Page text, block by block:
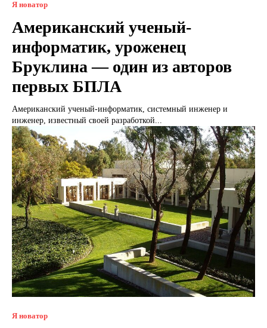
Я новатор
Американский ученый-
информатик, уроженец
Бруклина — один из авторов
первых БПЛА
Американский ученый-информатик, системный инженер и
инженер, известный своей разработкой...
Я новатор